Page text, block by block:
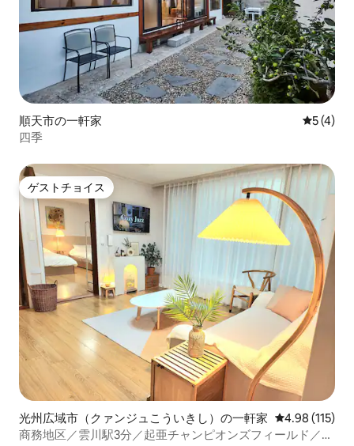
順天市の一軒家 レビュー
5 (4)
四季
ゲストチョイス
ゲストチョイス
光州広域市（クァンジュこういきし）の一軒家 レビュー115
4.98 (115)
商務地区／雲川駅3分／起亜チャンピオンズフィールド／松